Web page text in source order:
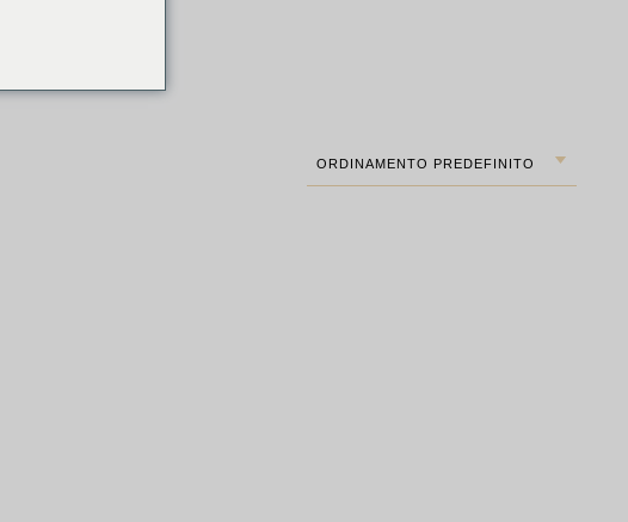
ORDINAMENTO PREDEFINITO